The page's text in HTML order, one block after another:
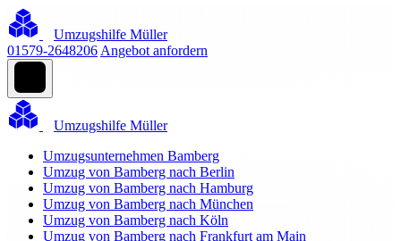
Umzugshilfe Müller
01579-2648206 Angebot anfordern
Umzugshilfe Müller
Umzugsunternehmen Bamberg
Umzug von Bamberg nach Berlin
Umzug von Bamberg nach Hamburg
Umzug von Bamberg nach München
Umzug von Bamberg nach Köln
Umzug von Bamberg nach Frankfurt am Main